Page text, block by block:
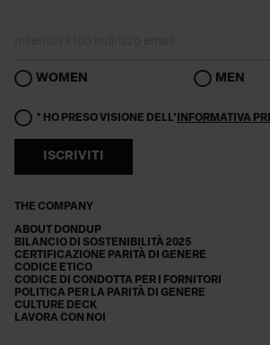
THE COMPANY
ABOUT DONDUP
BILANCIO DI SOSTENIBILITÀ 2025
CERTIFICAZIONE PARITÀ DI GENERE
CODICE ETICO
CODICE DI CONDOTTA PER I FORNITORI
POLITICA PER LA PARITÀ DI GENERE
CULTURE DECK
LAVORA CON NOI
WOMEN MEN
* HO PRESO VISIONE DELL' INFORMATIVA
ISCRIVITI